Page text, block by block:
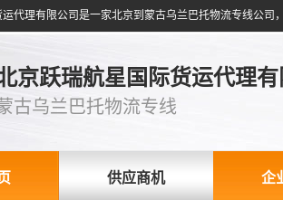
京跃瑞航星国际货运代理有
古乌兰巴托物流专线
供应商机 企